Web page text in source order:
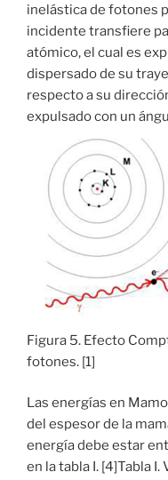
inelástica de fotones
incidente transfiere
atómico, el cual es
dispersado de su
respecto a su
expulsado con un
Figura 5. Efecto
fotones. [1]
Las energías en
del espesor de la
energía debe estar
en la tabla I. [4]Tabla